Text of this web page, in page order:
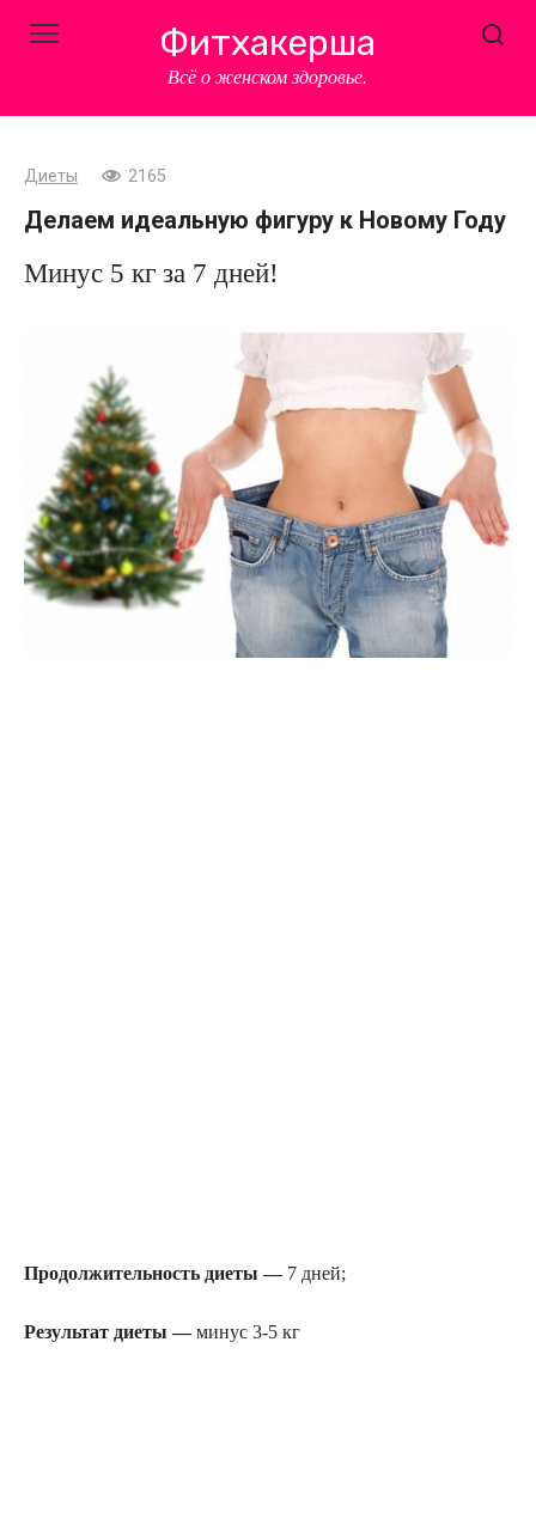
Фитхакерша
Всё о женском здоровье.
Диеты 2165
Делаем идеальную фигуру к Новому Году
Минус 5 кг за 7 дней!
Продолжительность диеты — 7 дней;
Результат диеты —минус 3-5 кг